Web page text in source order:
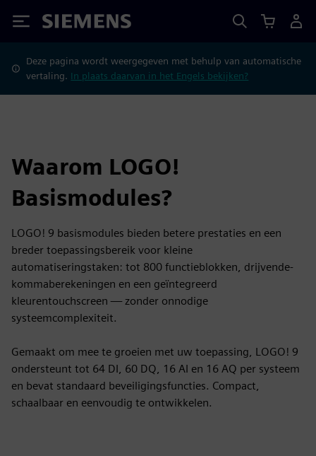
Siemens
Deze pagina wordt weergegeven met behulp van automatische
vertaling. In plaats daarvan in het Engels bekijken?
Waarom LOGO!
Basismodules?
LOGO! 9 basismodules bieden betere prestaties en een
breder toepassingsbereik voor kleine
automatiseringstaken: tot 800 functieblokken, drijvende-
kommaberekeningen en een geïntegreerd
kleurentouchscreen — zonder onnodige
systeemcomplexiteit.
Gemaakt om mee te groeien met uw toepassing, LOGO! 9
ondersteunt tot 64 DI, 60 DQ, 16 AI en 16 AQ per systeem
en bevat standaard beveiligingsfuncties. Compact,
schaalbaar en eenvoudig te ontwikkelen.